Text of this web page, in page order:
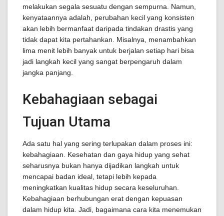
melakukan segala sesuatu dengan sempurna. Namun,
kenyataannya adalah, perubahan kecil yang konsisten
akan lebih bermanfaat daripada tindakan drastis yang
tidak dapat kita pertahankan. Misalnya, menambahkan
lima menit lebih banyak untuk berjalan setiap hari bisa
jadi langkah kecil yang sangat berpengaruh dalam
jangka panjang.
Kebahagiaan sebagai
Tujuan Utama
Ada satu hal yang sering terlupakan dalam proses ini:
kebahagiaan. Kesehatan dan gaya hidup yang sehat
seharusnya bukan hanya dijadikan langkah untuk
mencapai badan ideal, tetapi lebih kepada
meningkatkan kualitas hidup secara keseluruhan.
Kebahagiaan berhubungan erat dengan kepuasan
dalam hidup kita. Jadi, bagaimana cara kita menemukan